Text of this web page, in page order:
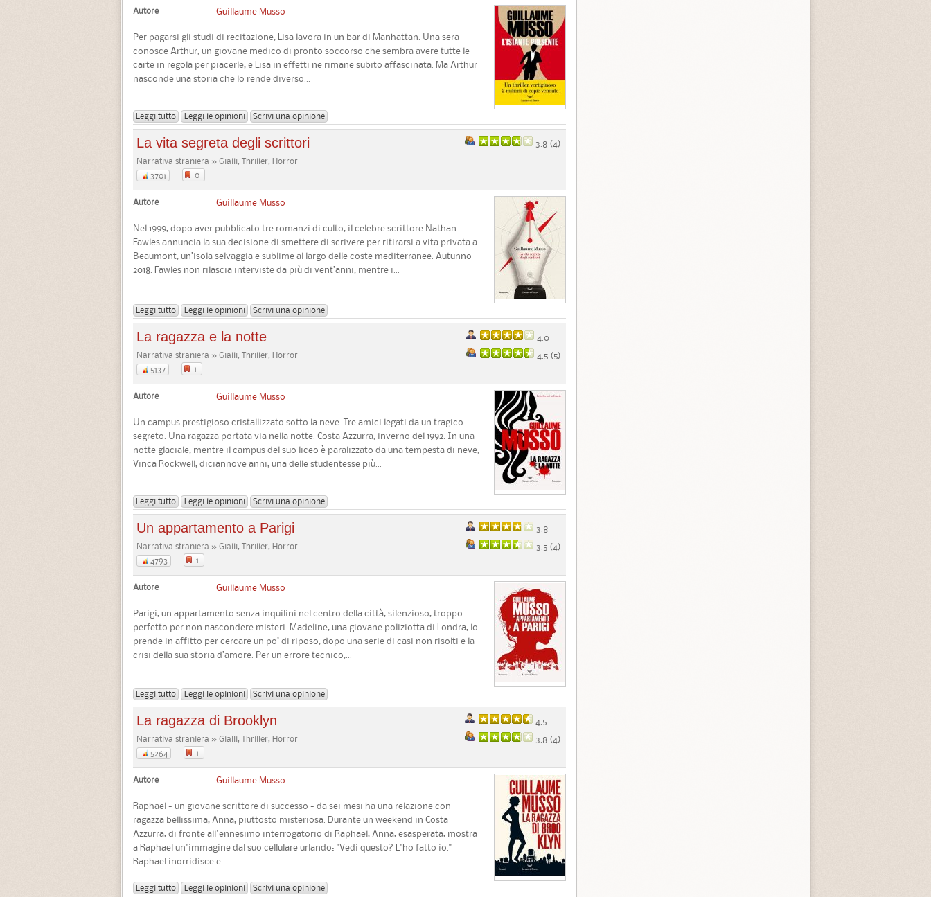
Autore Guillaume Musso
Per pagarsi gli studi di recitazione, Lisa lavora in un bar di Manhattan. Una sera
conosce Arthur, un giovane medico di pronto soccorso che sembra avere tutte le
carte in regola per piacerle, e Lisa in effetti ne rimane subito affascinata. Ma Arthur
nasconde una storia che lo rende diverso...
Leggi tutto Leggi le opinioni Scrivi una opinione
3.8 (4)
La vita segreta degli scrittori
Narrativa straniera » Gialli, Thriller, Horror
3701
0
Autore Guillaume Musso
Nel 1999, dopo aver pubblicato tre romanzi di culto, il celebre scrittore Nathan
Fawles annuncia la sua decisione di smettere di scrivere per ritirarsi a vita privata a
Beaumont, un’isola selvaggia e sublime al largo delle coste mediterranee. Autunno
2018. Fawles non rilascia interviste da più di vent’anni, mentre i...
Leggi tutto Leggi le opinioni Scrivi una opinione
4.0
4.5 (5)
La ragazza e la notte
Narrativa straniera » Gialli, Thriller, Horror
5137
1
Autore Guillaume Musso
Un campus prestigioso cristallizzato sotto la neve. Tre amici legati da un tragico
segreto. Una ragazza portata via nella notte. Costa Azzurra, inverno del 1992. In una
notte glaciale, mentre il campus del suo liceo è paralizzato da una tempesta di neve,
Vinca Rockwell, diciannove anni, una delle studentesse più...
Leggi tutto Leggi le opinioni Scrivi una opinione
3.8
3.5 (4)
Un appartamento a Parigi
Narrativa straniera » Gialli, Thriller, Horror
4793
1
Autore Guillaume Musso
Parigi, un appartamento senza inquilini nel centro della città, silenzioso, troppo
perfetto per non nascondere misteri. Madeline, una giovane poliziotta di Londra, lo
prende in affitto per cercare un po’ di riposo, dopo una serie di casi non risolti e la
crisi della sua storia d’amore. Per un errore tecnico,...
Leggi tutto Leggi le opinioni Scrivi una opinione
4.5
3.8 (4)
La ragazza di Brooklyn
Narrativa straniera » Gialli, Thriller, Horror
5264
1
Autore Guillaume Musso
Raphael - un giovane scrittore di successo - da sei mesi ha una relazione con
ragazza bellissima, Anna, piuttosto misteriosa. Durante un weekend in Costa
Azzurra, di fronte all'ennesimo interrogatorio di Raphael, Anna, esasperata, mostra
a Raphael un'immagine dal suo cellulare urlando: "Vedi questo? L'ho fatto io."
Raphael inorridisce e...
Leggi tutto Leggi le opinioni Scrivi una opinione